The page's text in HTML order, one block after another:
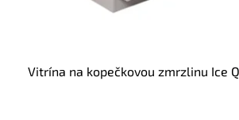
Vitrína na kopečkovou zmrzlinu Ice